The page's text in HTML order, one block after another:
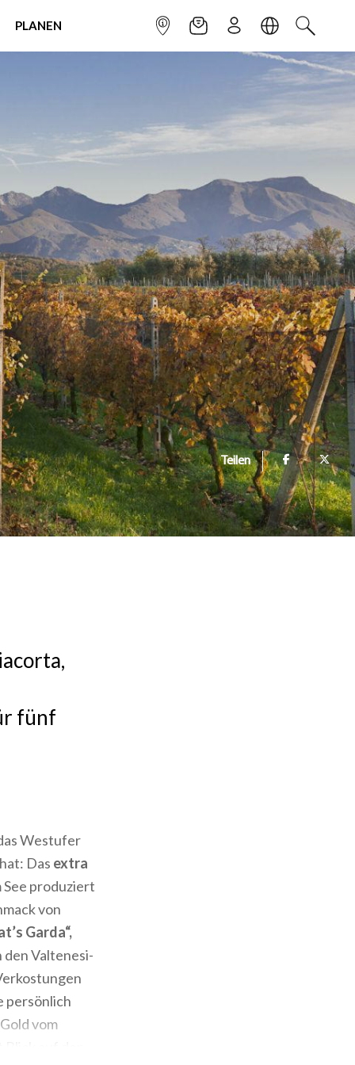
PLANEN INFOPUNKTNEWSLETTER
ANMELDENSPRACHESUCHEN
Teilen
fünf
Westufer
Das extra
See produziert
von
Garda“,
den Valtenesi-
persönlich
vom